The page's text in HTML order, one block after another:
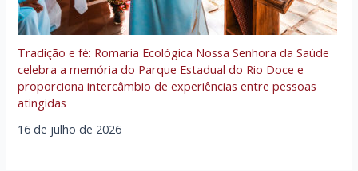
Tradição e fé: Romaria Ecológica Nossa Senhora da Saúde
celebra a memória do Parque Estadual do Rio Doce e
proporciona intercâmbio de experiências entre pessoas
atingidas
16 de julho de 2026